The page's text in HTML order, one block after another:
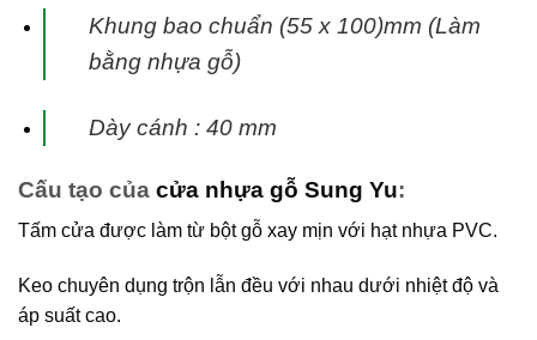
Khung bao chuẩn (55 x 100)mm (Làm
bằng nhựa gỗ)
Dày cánh : 40 mm
Cấu tạo của cửa nhựa gỗ Sung Yu:
Tấm cửa được làm từ bột gỗ xay mịn với hạt nhựa PVC.
Keo chuyên dụng trộn lẫn đều với nhau dưới nhiệt độ và
áp suất cao.